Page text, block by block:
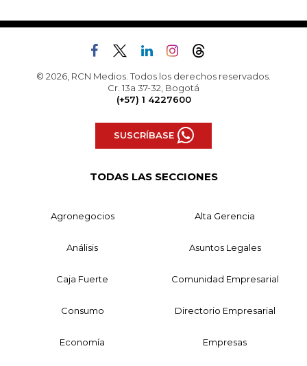
© 2026, RCN Medios. Todos los derechos reservados.
Cr. 13a 37-32, Bogotá
(+57) 1 4227600
SUSCRÍBASE
TODAS LAS SECCIONES
Agronegocios Alta Gerencia
Análisis Asuntos Legales
Caja Fuerte Comunidad Empresarial
Consumo Directorio Empresarial
Economía Empresas